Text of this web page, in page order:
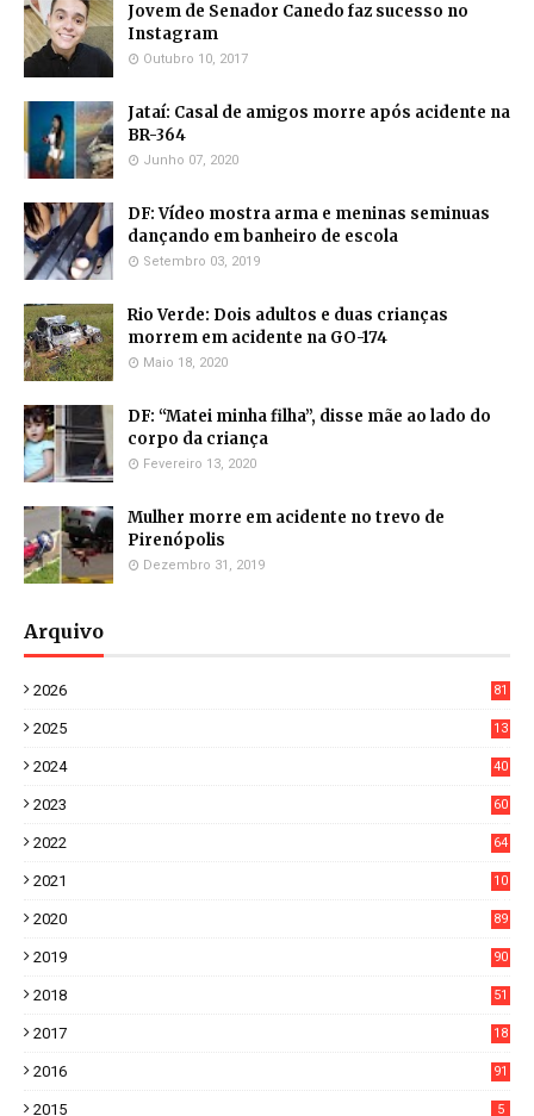
Jovem de Senador Canedo faz sucesso no
Instagram
Outubro 10, 2017
Jataí: Casal de amigos morre após acidente na
BR-364
Junho 07, 2020
DF: Vídeo mostra arma e meninas seminuas
dançando em banheiro de escola
Setembro 03, 2019
Rio Verde: Dois adultos e duas crianças
morrem em acidente na GO-174
Maio 18, 2020
DF: “Matei minha filha”, disse mãe ao lado do
corpo da criança
Fevereiro 13, 2020
Mulher morre em acidente no trevo de
Pirenópolis
Dezembro 31, 2019
Arquivo
2026
81
2025
13
2024
40
2023
60
2022
64
2021
10
2020
89
2019
90
2018
51
2017
18
2016 91
2015 5